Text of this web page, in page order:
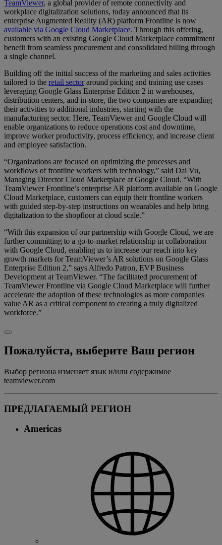
TeamViewer, a global provider of remote connectivity and
workplace digitalization solutions, today announced that its
enterprise Augmented Reality (AR) platform Frontline is now
available via Google Cloud Marketplace. Through this offering,
customers with an existing Google Cloud Marketplace commitment
benefit from seamless procurement and consolidated billing through
a single channel.
Building off the initial success of the marketing and sales activities
tailored to the retail sectoraround picking and training use cases
leveraging Google Glass Enterprise Edition 2 in warehouses,
distribution centers, and in-store, the two companies are expanding
their activities to additional industries, starting with the
manufacturing sector. Here, TeamViewer and Google Cloud will
enable organizations to reduce operations cost and downtime,
improve worker productivity, process efficiency, and increase client
and employee satisfaction.
“Organizations are focused on optimizing the processes and
workflows of frontline workers with technology,” said Dai Vu,
Managing Director Cloud Marketplace at Google Cloud. “With
TeamViewer Frontline’s enterprise AR platform available on Google
Cloud Marketplace, customers can equip their frontline workers
with guided step-by-step instructions on wearables and help bring
digitalization to the shopfloor at cloud scale.”
“With this expansion of our partnership with Google Cloud, we are
further committing to a go-to-market relationship in collaboration
with Google Cloud, enabling us to increase our reach into key
growth markets for TeamViewer’s AR solutions on Google Glass
Enterprise Edition 2,” says Alfredo Patron, EVP Business
Development at TeamViewer. “The facilitated procurement of
TeamViewer Frontline via Google Cloud Marketplace will further
accelerate the adoption of these technologies as more companies
value AR as a critical component to creating a truly digitalized
workforce.”
Пожалуйста, выберите Ваш регион
Выбор региона изменяет язык и/или содержимое
teamviewer.com
ПРЕДЛАГАЕМЫЙ РЕГИОН
Americas